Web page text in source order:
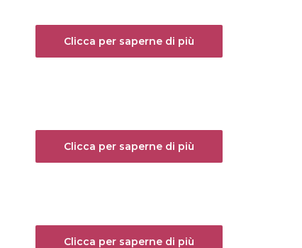
Clicca per saperne di più
Clicca per saperne di più
Clicca per saperne di più